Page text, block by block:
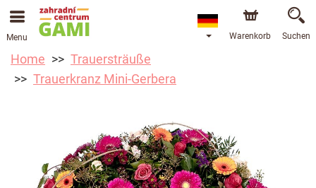
Menu Warenkorb Suchen
Home
Trauersträuße
Trauerkranz Mini-Gerbera